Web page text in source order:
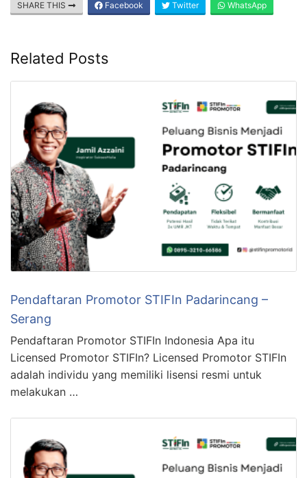
SHARE THIS Facebook Twitter WhatsApp
Related Posts
Pendaftaran Promotor STIFIn Padarincang –
Serang
Pendaftaran Promotor STIFIn Indonesia Apa itu
Licensed Promotor STIFIn? Licensed Promotor STIFIn
adalah individu yang memiliki lisensi resmi untuk
melakukan …